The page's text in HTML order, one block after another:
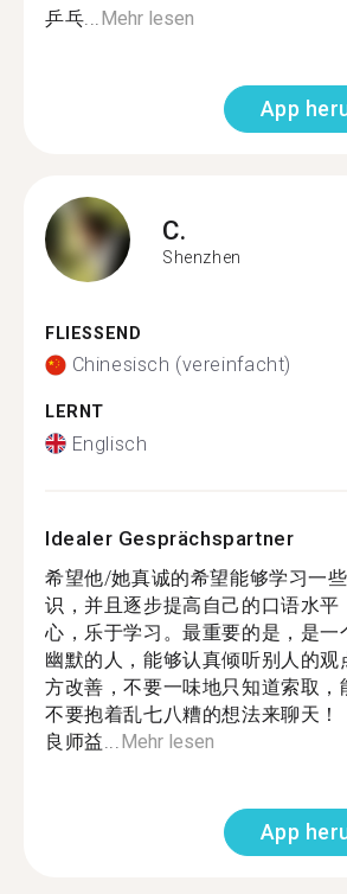
乒乓... Mehr lesen
App
C.
Shenzhen
FLIESSEND
Chinesisch (vereinfacht)
LERNT
Englisch
Idealer Gesprächspartner
希望他/她真诚的希望能够学习一
识，并且逐步提高自己的口语水平
心，乐于学习。最重要的是，是一
幽默的人，能够认真倾听别人的观
方改善，不要一味地只知道索取，
不要抱着乱七八糟的想法来聊天！
良师益... Mehr lesen
App